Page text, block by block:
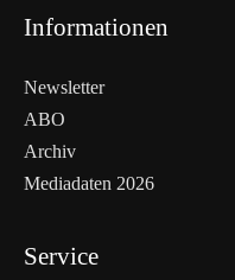
Informationen
Newsletter
ABO
Archiv
Mediadaten 2026
Service